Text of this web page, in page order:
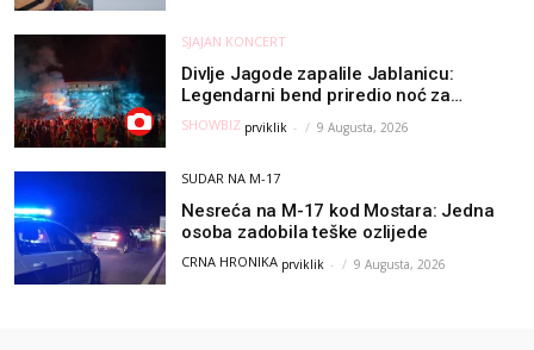
SJAJAN KONCERT
Divlje Jagode zapalile Jablanicu:
Legendarni bend priredio noć za
pamćenje
SHOWBIZ prviklik - 9 Augusta, 2026
SUDAR NA M-17
Nesreća na M-17 kod Mostara: Jedna
osoba zadobila teške ozlijede
CRNA HRONIKA prviklik - 9 Augusta, 2026